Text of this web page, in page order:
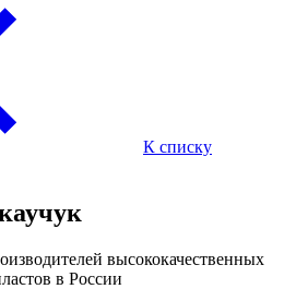
К списку
высококачественных
в России